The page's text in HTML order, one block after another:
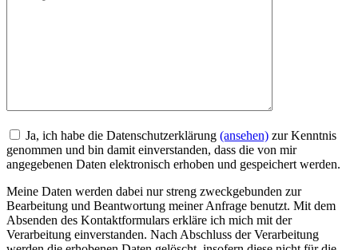
Ja, ich habe die Datenschutzerklärung (ansehen) zur Kenntnis
genommen und bin damit einverstanden, dass die von mir
angegebenen Daten elektronisch erhoben und gespeichert werden.
Meine Daten werden dabei nur streng zweckgebunden zur
Bearbeitung und Beantwortung meiner Anfrage benutzt. Mit dem
Absenden des Kontaktformulars erkläre ich mich mit der
Verarbeitung einverstanden. Nach Abschluss der Verarbeitung